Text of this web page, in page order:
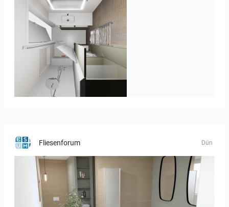
JEGOUX-PASSER 2
Fliesenforum Dün